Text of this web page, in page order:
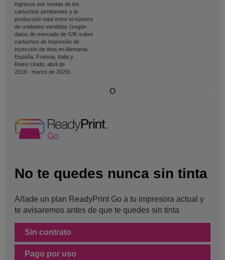
ingresos por ventas de los
cartuchos pertinentes y la
producción total entre el número
de unidades vendidas (según
datos de mercado de GfK sobre
cartuchos de impresión de
inyección de tinta en Alemania,
España, Francia, Italia y
Reino Unido, abril de
2019 - marzo de 2020).
O
No te quedes nunca sin tinta
Añade un plan ReadyPrint Go a tu impresora actual y
te avisaremos antes de que te quedes sin tinta
Sin contrato
Pago por uso